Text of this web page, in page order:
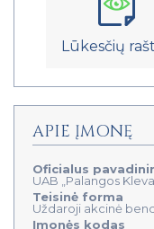
Lūkesčių
APIE ĮMONĘ
Oficialus
UAB „Palangos
Teisinė forma
Uždaroji akcinė
Įmonės kodas